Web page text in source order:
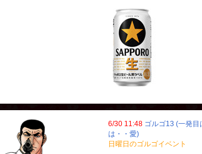
6/30 11:48 ゴルゴ13 (一発目
は・・愛)
日曜日のゴルゴイベント